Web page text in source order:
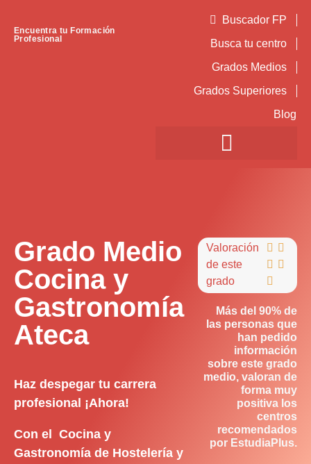
Encuentra tu Formación
Profesional
Buscador FP
Busca tu centro
Grados Medios
Grados Superiores
Blog
Grado Medio
Cocina y
Gastronomía
Ateca
Haz despegar tu carrera
profesional ¡Ahora!
Con el Cocina y
Gastronomía de Hostelería y
Valoración
de este
grado
 
 

Más del 90% de
las personas que
han pedido
información
sobre este grado
medio, valoran de
forma muy
positiva los
centros
recomendados
por EstudiaPlus.